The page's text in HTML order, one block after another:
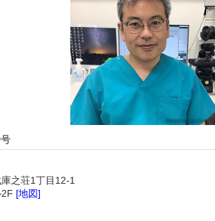
之荘1丁目12-1
[地図]